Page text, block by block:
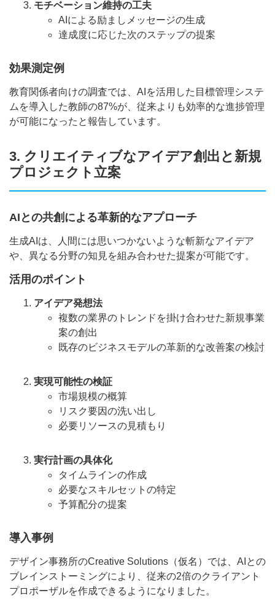
モチベーション維持の工夫
AIによる励ましメッセージの生成
達成度に応じた次のステップの提案
効果測定例
教育関係者向けの調査では、AIを活用した目標管理システ
ムを導入した教師の87%が、従来よりも効率的な進捗管理
が可能になったと報告しています。
3. クリエイティブなアイデア創出と新規
プロジェクト立案
AIとの共創による革新的なアプローチ
生成AIは、人間には思いつかないような斬新なアイデア
や、異なる分野の知見を組み合わせた提案が可能です。
活用のポイント
アイデア発想法
複数の業界のトレンドを掛け合わせた新規事業
案の創出
既存のビジネスモデルの革新的な改善案の検討
実現可能性の検証
市場規模の概算
リスク要因の洗い出し
必要リソースの見積もり
実行計画の具体化
タイムラインの作成
必要なスキルセットの特定
予算配分の提案
導入事例
デザイン事務所のCreative Solutions（仮名）では、AIとの
ブレインストーミングにより、従来の2倍のクライアント
プロポーザルを作成できるようになりました。